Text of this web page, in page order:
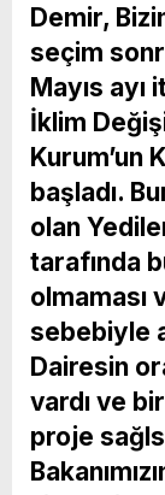
Demir,
seçim
Mayıs
İklim
Kurum’un
başladı.
olan
tarafında
olmaması
sebebiyle
Dairesin
vardı ve
proje